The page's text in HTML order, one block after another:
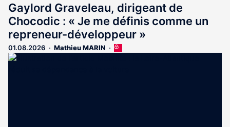
Gaylord Graveleau, dirigeant de
Chocodic : « Je me définis comme un
repreneur-développeur »
01.08.2026 Mathieu MARIN
Cet